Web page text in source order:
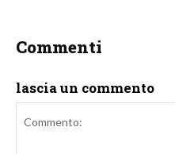
Commenti
lascia un commento